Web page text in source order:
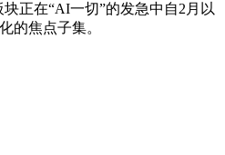
正在“AI一切”的发急中自2月以
的焦点子集。